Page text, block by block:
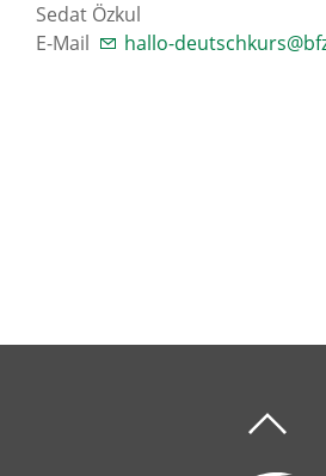
Sedat Özkul
E-Mail
hallo-